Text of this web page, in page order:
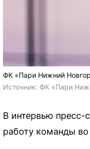
ФК «Пари Нижний
Источник: ФК «Пари
В интервью пресс-
работу команды